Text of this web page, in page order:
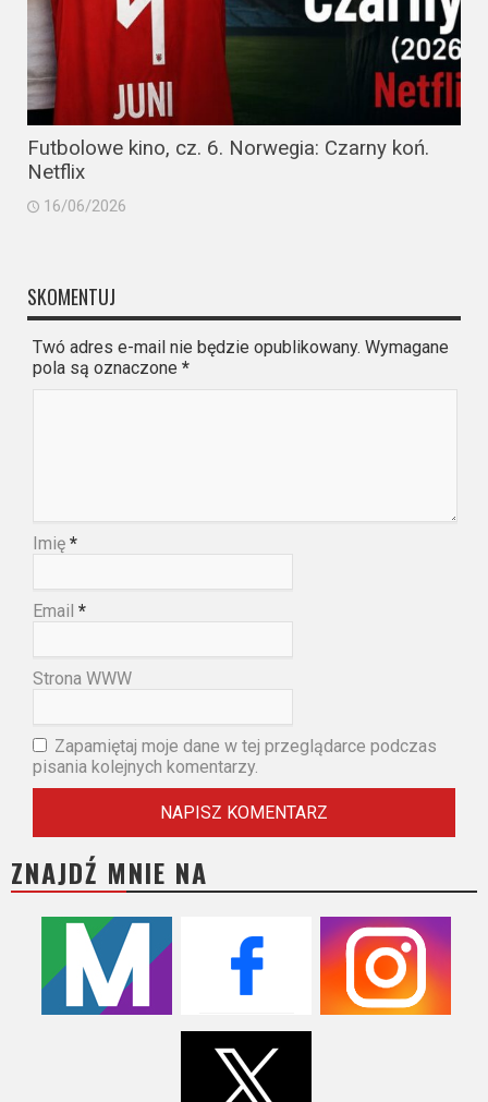
Futbolowe kino, cz. 6. Norwegia: Czarny koń.
Netflix
16/06/2026
SKOMENTUJ
Twó adres e-mail nie będzie opublikowany. Wymagane
pola są oznaczone *
Imię *
Email *
Strona WWW
Zapamiętaj moje dane w tej przeglądarce podczas
pisania kolejnych komentarzy.
ZNAJDŹ MNIE NA